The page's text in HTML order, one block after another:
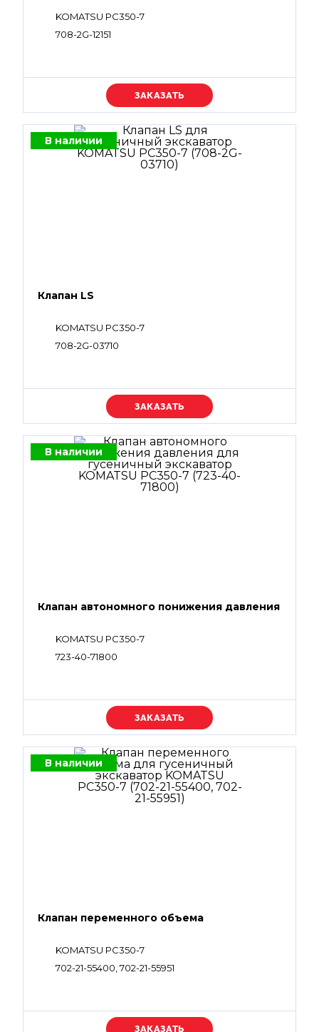
KOMATSU PC350-7
708-2G-12151
Уточняйте цену
В наличии
Клапан LS
KOMATSU PC350-7
708-2G-03710
Уточняйте цену
В наличии
Клапан автономного понижения давления
KOMATSU PC350-7
723-40-71800
Уточняйте цену
В наличии
Клапан переменного объема
KOMATSU PC350-7
702-21-55400, 702-21-55951
Уточняйте цену